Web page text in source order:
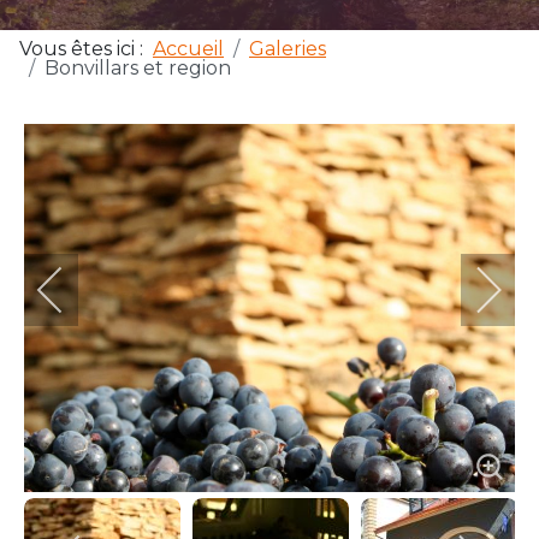
Vous êtes ici : Accueil
Galeries
Bonvillars et region